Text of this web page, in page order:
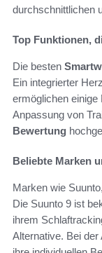
durchschnittlichen
Top Funktionen,
Die besten
Ein integrierter
ermöglichen einige
Anpassung von
Bewertung
Beliebte Marken
Marken wie
Die Suunto 9 ist
ihrem
Alternative. Bei